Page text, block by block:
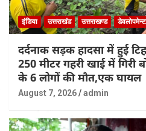
इंडिया उत्तराखंड उत्तराखण्ड डेवलोपमेन्ट
दर्दनाक सड़क हादसा में हुई
250 मीटर गहरी खाई में गिरी
के 6 लोगों की मौत,एक घायल
August 7, 2026 admin